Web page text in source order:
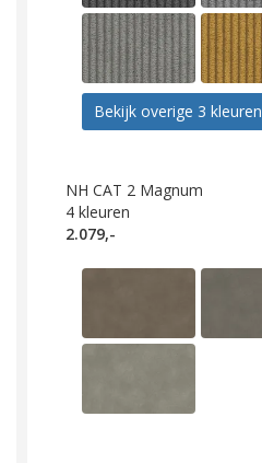
Bekijk overige 3 kleuren
NH CAT 2 Magnum
4 kleuren
2.079,-